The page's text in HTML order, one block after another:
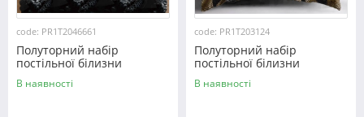
code: PR1T2046661
Полуторний набір
постільної білизни
150*220 із полікотону
№2046661 Черешенька™
В наявності
code: PR1T203124
Полуторний набір
постільної білизни
150*220 із полікотону
№203124 Черешенька™
В наявності